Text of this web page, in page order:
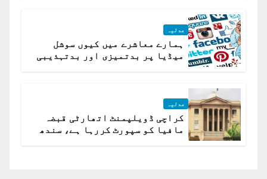
عدلیہ
ہمارے معاشرے میں کیوں سوشل
میڈیا پر بدتمیزی اور بدتہذیبی
عدلیہ
کراچی ڈویلپمنٹ اتھارٹی قبضہ
مافیا کو سپورٹ کررہا ہے، سندھ